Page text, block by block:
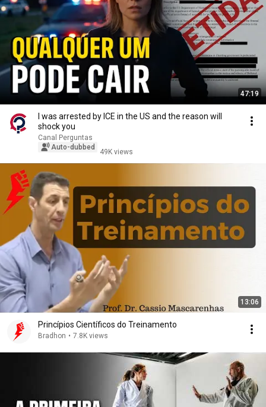
47:19
I was arrested by ICE in the US and the reason will
shock you
Canal Perguntas
Auto-dubbed
49K views
13:06
Princípios Científicos do Treinamento
Bradhon • 7.8K views